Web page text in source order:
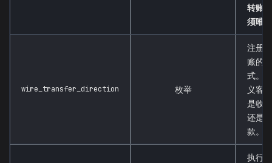
转账必
须唯一
wire_transfer_direction 枚举
注册转
账的方
式。定
义客户
是收款
还是付
款。
执行的